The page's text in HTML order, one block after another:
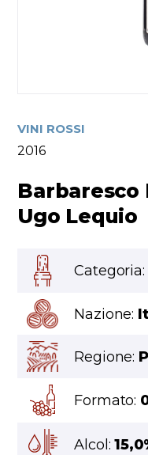
VINI ROSSI
2016
Barbaresco
Ugo Lequio
Categoria:
Nazione:
Regione:
Formato:
Alcol: